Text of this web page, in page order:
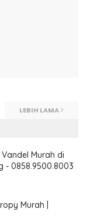
LEBIH LAMA
Murah di
- 0858.9500.8003
Murah |